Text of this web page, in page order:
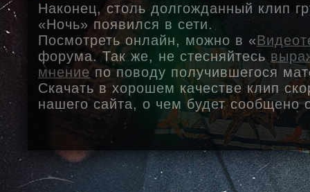
Наконец, столь долгожданный клип
«Ночь» появился в сети.
Посмотреть онлайн, можно в «
форума. Так же, не стесняйтесь
мнениепо поводу получившегося
Скачать в хорошем качестве клип
нашего сайта, о чем будет сообщено